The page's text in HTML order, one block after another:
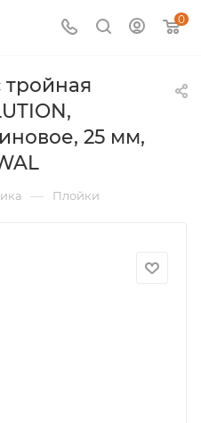
0
тройная
25 мм,
— Плойки